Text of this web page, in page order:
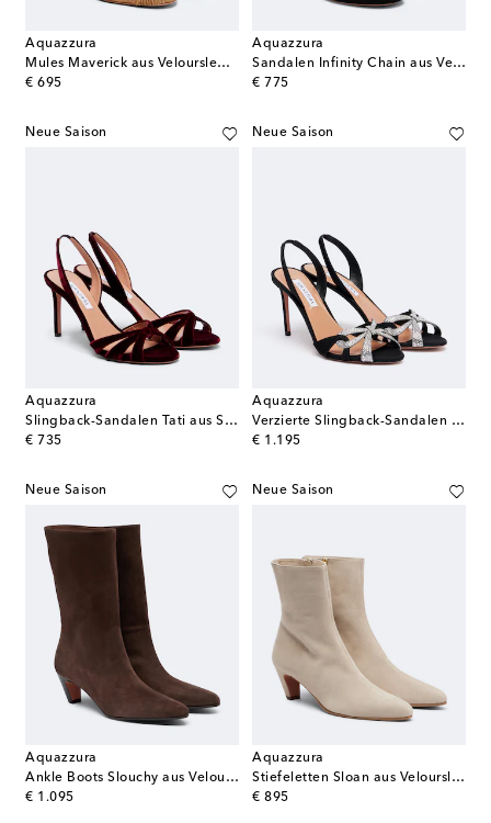
Aquazzura
Mules Maverick aus Veloursleder
€ 695
original price
Aquazzura
Sandalen Infinity Chain aus Veloursleder
€ 775
original price
Neue Saison
Aquazzura
Slingback-Sandalen Tati aus Samt
€ 735
original price
Neue Saison
Aquazzura
Verzierte Slingback-Sandalen Ribbon Kiss
€ 1.195
original price
Neue Saison
Aquazzura
Ankle Boots Slouchy aus Veloursleder
€ 1.095
original price
Neue Saison
Aquazzura
Stiefeletten Sloan aus Veloursleder
€ 895
original price